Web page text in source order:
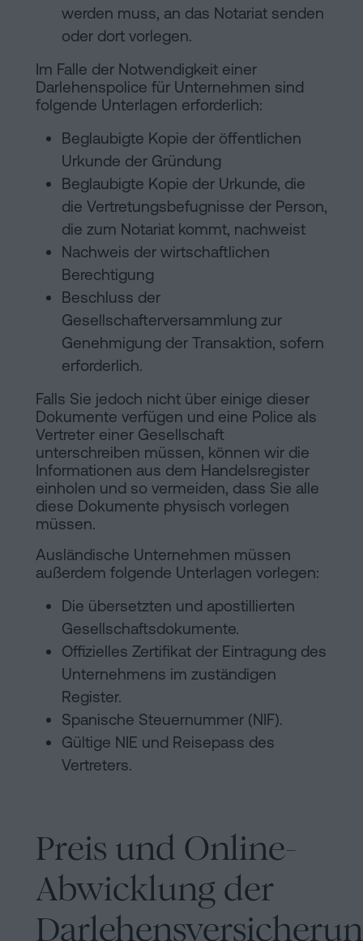
werden muss, an das Notariat senden
oder dort vorlegen.
Im Falle der Notwendigkeit einer
Darlehenspolice für Unternehmen sind
folgende Unterlagen erforderlich:
Beglaubigte Kopie der öffentlichen
Urkunde der Gründung
Beglaubigte Kopie der Urkunde, die
die Vertretungsbefugnisse der Person,
die zum Notariat kommt, nachweist
Nachweis der wirtschaftlichen
Berechtigung
Beschluss der
Gesellschafterversammlung zur
Genehmigung der Transaktion, sofern
erforderlich.
Falls Sie jedoch nicht über einige dieser
Dokumente verfügen und eine Police als
Vertreter einer Gesellschaft
unterschreiben müssen, können wir die
Informationen aus dem Handelsregister
einholen und so vermeiden, dass Sie alle
diese Dokumente physisch vorlegen
müssen.
Ausländische Unternehmen müssen
außerdem folgende Unterlagen vorlegen:
Die übersetzten und apostillierten
Gesellschaftsdokumente.
Offizielles Zertifikat der Eintragung des
Unternehmens im zuständigen
Register.
Spanische Steuernummer (NIF).
Gültige NIE und Reisepass des
Vertreters.
Preis und Online-
Abwicklung der